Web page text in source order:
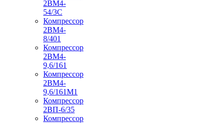
2ВМ4-
54/3С
Компрессор
2ВМ4-
8/401
Компрессор
2ВМ4-
9,6/161
Компрессор
2ВМ4-
9,6/161М1
Компрессор
2ВП-6/35
Компрессор